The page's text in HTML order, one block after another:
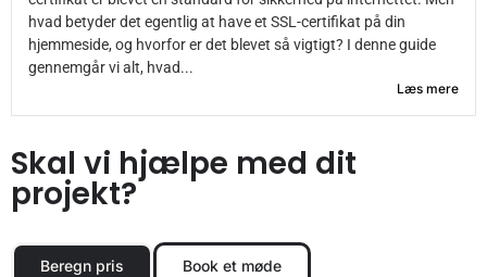
hvad betyder det egentlig at have et SSL-certifikat på din
hjemmeside, og hvorfor er det blevet så vigtigt? I denne guide
gennemgår vi alt, hvad...
Læs mere
Skal vi hjælpe med dit
projekt?
Beregn pris Book et møde